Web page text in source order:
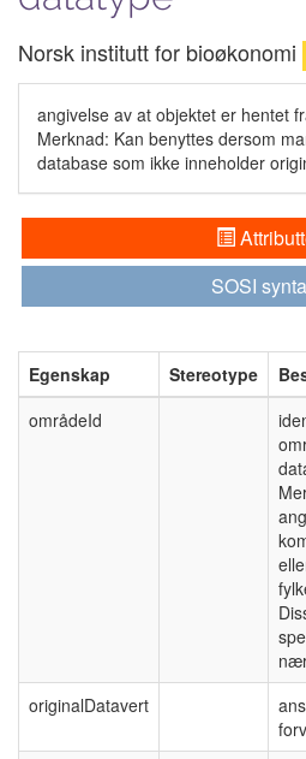
Norsk institutt for bioøkonomi
angivelse av at objektet er hentet
Merknad: Kan benyttes dersom
database som ikke inneholder
SOSI
Egenskap Stereotype
områdeId
originalDatavert